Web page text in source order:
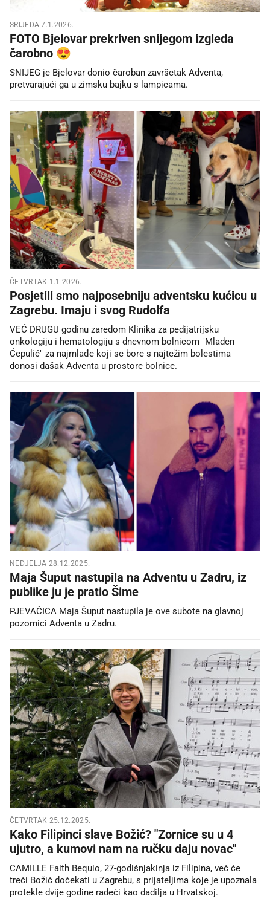
SRIJEDA 7.1.2026.
FOTO Bjelovar prekriven snijegom izgleda
čarobno 😍
SNIJEG je Bjelovar donio čaroban završetak Adventa,
pretvarajući ga u zimsku bajku s lampicama.
ČETVRTAK 1.1.2026.
Posjetili smo najposebniju adventsku kućicu u
Zagrebu. Imaju i svog Rudolfa
VEĆ DRUGU godinu zaredom Klinika za pedijatrijsku
onkologiju i hematologiju s dnevnom bolnicom "Mladen
Ćepulić" za najmlađe koji se bore s najtežim bolestima
donosi dašak Adventa u prostore bolnice.
NEDJELJA 28.12.2025.
Maja Šuput nastupila na Adventu u Zadru, iz
publike ju je pratio Šime
PJEVAČICA Maja Šuput nastupila je ove subote na glavnoj
pozornici Adventa u Zadru.
ČETVRTAK 25.12.2025.
Kako Filipinci slave Božić? "Zornice su u 4
ujutro, a kumovi nam na ručku daju novac"
CAMILLE Faith Bequio, 27-godišnjakinja iz Filipina, već će
treći Božić dočekati u Zagrebu, s prijateljima koje je upoznala
protekle dvije godine radeći kao dadilja u Hrvatskoj.